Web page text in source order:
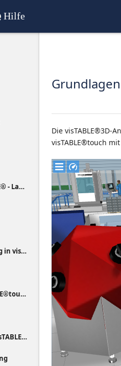
Hilfe
Ihr Einstieg in visTABLE® - Layout-Entwurf kompakt erläutert
Bauwerksmodellierung in visTABLE®
Grundlagen zu visTABLE®touch
Benutzeroberfläche visTABLE®touch
Die visTABLE®3D-
visTABLE®touch